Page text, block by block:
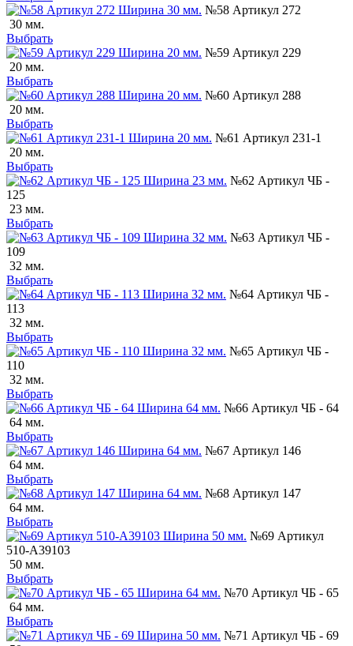
№58 Артикул 272
30 мм.
Выбрать
№59 Артикул 229
20 мм.
Выбрать
№60 Артикул 288
20 мм.
Выбрать
№61 Артикул 231-1
20 мм.
Выбрать
№62 Артикул ЧБ -
125
23 мм.
Выбрать
№63 Артикул ЧБ -
109
32 мм.
Выбрать
№64 Артикул ЧБ -
113
32 мм.
Выбрать
№65 Артикул ЧБ -
110
32 мм.
Выбрать
№66 Артикул ЧБ - 64
64 мм.
Выбрать
№67 Артикул 146
64 мм.
Выбрать
№68 Артикул 147
64 мм.
Выбрать
№69 Артикул
510-А39103
50 мм.
Выбрать
№70 Артикул ЧБ - 65
64 мм.
Выбрать
№71 Артикул ЧБ - 69